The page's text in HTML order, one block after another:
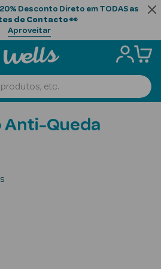
Desconto Direto em TODAS as
de Contacto👀
Aproveitar
Queda